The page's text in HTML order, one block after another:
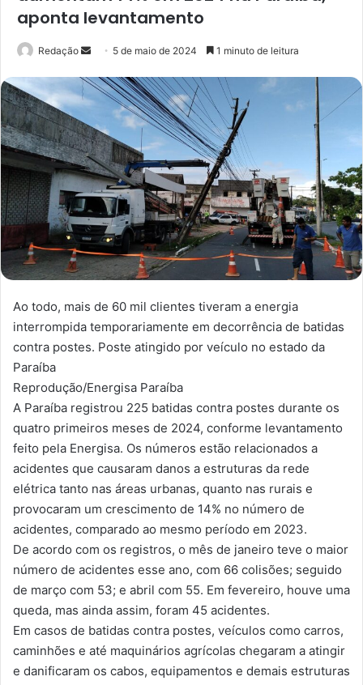
aponta levantamento
Redação
n
e
u
m
e
m
a
l
5 de maio de 2024 1 minuto de leitura
Ao todo, mais de 60 mil clientes tiveram a energia
interrompida temporariamente em decorrência de batidas
contra postes. Poste atingido por veículo no estado da
Paraíba
Reprodução/Energisa Paraíba
A Paraíba registrou 225 batidas contra postes durante os
quatro primeiros meses de 2024, conforme levantamento
feito pela Energisa. Os números estão relacionados a
acidentes que causaram danos a estruturas da rede
elétrica tanto nas áreas urbanas, quanto nas rurais e
provocaram um crescimento de 14% no número de
acidentes, comparado ao mesmo período em 2023.
De acordo com os registros, o mês de janeiro teve o maior
número de acidentes esse ano, com 66 colisões; seguido
de março com 53; e abril com 55. Em fevereiro, houve uma
queda, mas ainda assim, foram 45 acidentes.
Em casos de batidas contra postes, veículos como carros,
caminhões e até maquinários agrícolas chegaram a atingir
e danificaram os cabos, equipamentos e demais estruturas